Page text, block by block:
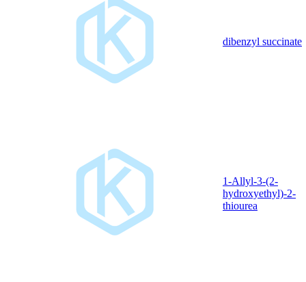
dibenzyl succinate
1-Allyl-3-(2-
hydroxyethyl)-2-
thiourea